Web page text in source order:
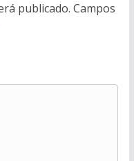
publicado. Campos